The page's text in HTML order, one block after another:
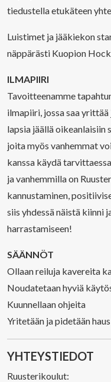
tiedustella etukäteen
Luistimet ja jääkiekon
näppärästi Kuopion
ILMAPIIRI
Tavoitteenamme
ilmapiiri, jossa saa
lapsia jäällä oikeanlaisiin
joita myös vanhemmat
kanssa käydä
ja vanhemmilla on
kannustaminen,
siis yhdessä näistä kiinni
harrastamiseen!
SÄÄNNÖT
Ollaan reiluja kavereita
Noudatetaan hyviä
Kuunnellaan ohjeita
Yritetään ja pidetään
YHTEYSTIEDOT
Ruusterikoulut: